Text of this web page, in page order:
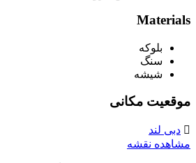
Materials
بلوکه
سنگ
شیشه
موقعیت مکانی
دبی لند
مشاهده نقشه